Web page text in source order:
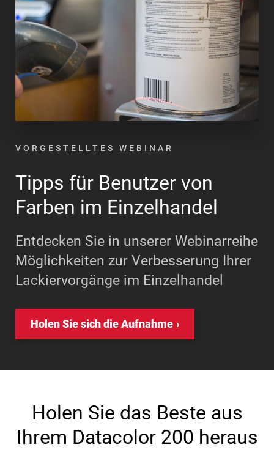
VORGESTELLTES WEBINAR
Tipps für Benutzer von
Farben im Einzelhandel
Entdecken Sie in unserer Webinarreihe
Möglichkeiten zur Verbesserung Ihrer
Lackiervorgänge im Einzelhandel
Holen Sie sich die Aufnahme
Holen Sie das Beste aus
Ihrem Datacolor 200 heraus